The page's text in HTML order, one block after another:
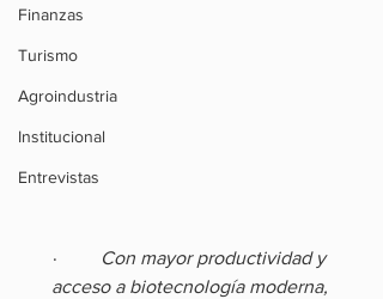
Finanzas
Turismo
Agroindustria
Institucional
Entrevistas
·
Con mayor productividad y
acceso a biotecnología moderna,